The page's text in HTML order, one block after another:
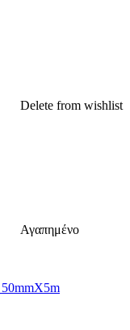
Delete from wishlist
Αγαπημένο